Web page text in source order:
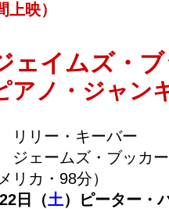
映）
イムズ・ブ
アノ・ジャン
リリー・キーバー
ジェームズ・ブッカ
リカ・98分）
日（土）ピーター・